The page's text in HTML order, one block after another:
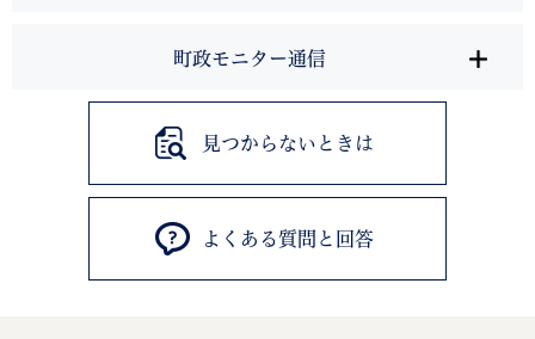
町政モニター通信
見つからないときは
よくある質問と回答